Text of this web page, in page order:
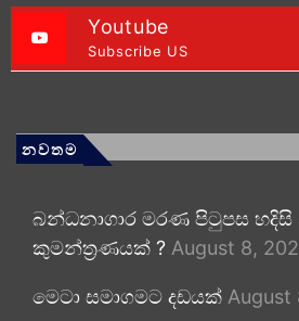
Youtube
Subscribe US
නවතම
බන්ධනාගාර මරණ පිටුපස හදිසි
කුමන්ත්‍රණයක් ? August 8,
මෙටා සමාගමට දඩයක් August